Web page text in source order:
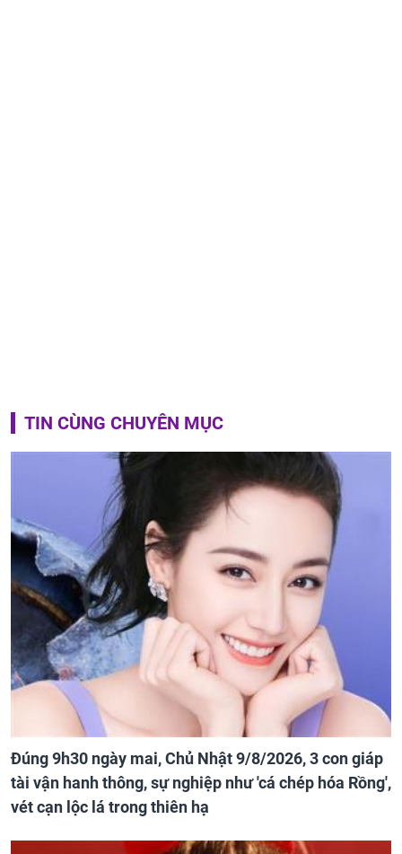
TIN CÙNG CHUYÊN MỤC
Đúng 9h30 ngày mai, Chủ Nhật 9/8/2026, 3 con giáp
tài vận hanh thông, sự nghiệp như 'cá chép hóa Rồng',
vét cạn lộc lá trong thiên hạ